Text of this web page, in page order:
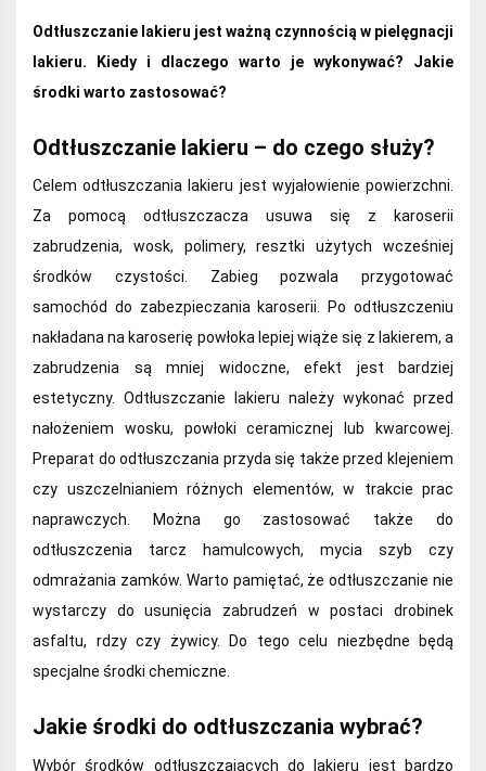
Odtłuszczanie lakieru jest ważną czynnością w pielęgnacji
lakieru. Kiedy i dlaczego warto je wykonywać? Jakie
środki warto zastosować?
Odtłuszczanie lakieru – do czego służy?
Celem odtłuszczania lakieru jest wyjałowienie powierzchni.
Za pomocą odtłuszczacza usuwa się z karoserii
zabrudzenia, wosk, polimery, resztki użytych wcześniej
środków czystości. Zabieg pozwala przygotować
samochód do zabezpieczania karoserii. Po odtłuszczeniu
nakładana na karoserię powłoka lepiej wiąże się z lakierem, a
zabrudzenia są mniej widoczne, efekt jest bardziej
estetyczny. Odtłuszczanie lakieru należy wykonać przed
nałożeniem wosku, powłoki ceramicznej lub kwarcowej.
Preparat do odtłuszczania przyda się także przed klejeniem
czy uszczelnianiem różnych elementów, w trakcie prac
naprawczych. Można go zastosować także do
odtłuszczenia tarcz hamulcowych, mycia szyb czy
odmrażania zamków. Warto pamiętać, że odtłuszczanie nie
wystarczy do usunięcia zabrudzeń w postaci drobinek
asfaltu, rdzy czy żywicy. Do tego celu niezbędne będą
specjalne środki chemiczne.
Jakie środki do odtłuszczania wybrać?
Wybór środków odtłuszczających do lakieru jest bardzo